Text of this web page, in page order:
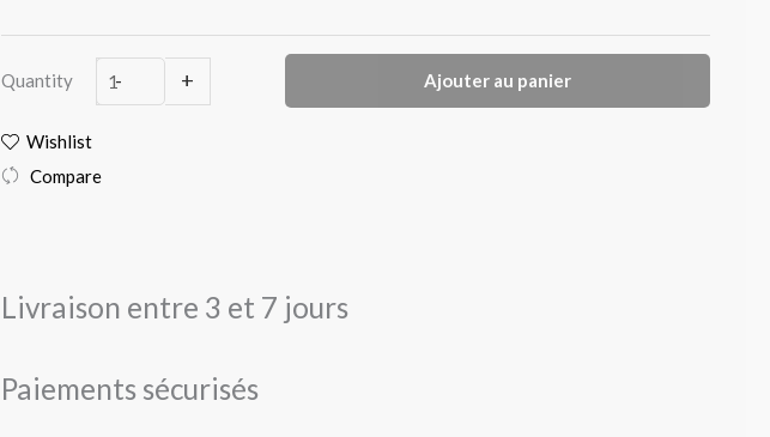
Quantity -
carrées
+ Ajouter au panier
Wishlist
Compare
Livraison entre 3 et 7 jours
Paiements sécurisés